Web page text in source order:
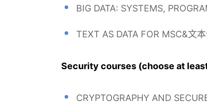
BIG DATA: SYSTEMS,
TEXT AS DATA FOR MSC&文
Security courses (choose at least
CRYPTOGRAPHY AND